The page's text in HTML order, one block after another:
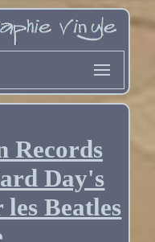
Records
Day's
Beatles